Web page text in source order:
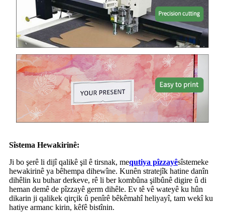
Sîstema Hewakirinê:
Ji bo şerê li dijî qalikê şil ê tirsnak, mequtiya pîzzayêsîstemeke
hewakirinê ya bêhempa dihewîne. Kunên stratejîk hatine danîn
dihêlin ku buhar derkeve, rê li ber kombûna şilbûnê digire û di
heman demê de pîzzayê germ dihêle. Ev tê vê wateyê ku hûn
dikarin ji qalikek qirçik û penîrê bêkêmahî heliyayî, tam wekî ku
hatiye armanc kirin, kêfê bistînin.